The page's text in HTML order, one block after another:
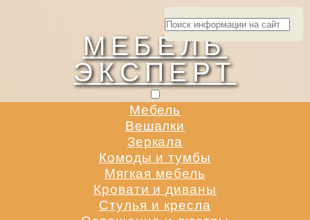
МЕБЕЛЬ
ЭКСПЕРТ
Мебель
Вешалки
Зеркала
Комоды и тумбы
Мягкая мебель
Кровати и диваны
Стулья и кресла